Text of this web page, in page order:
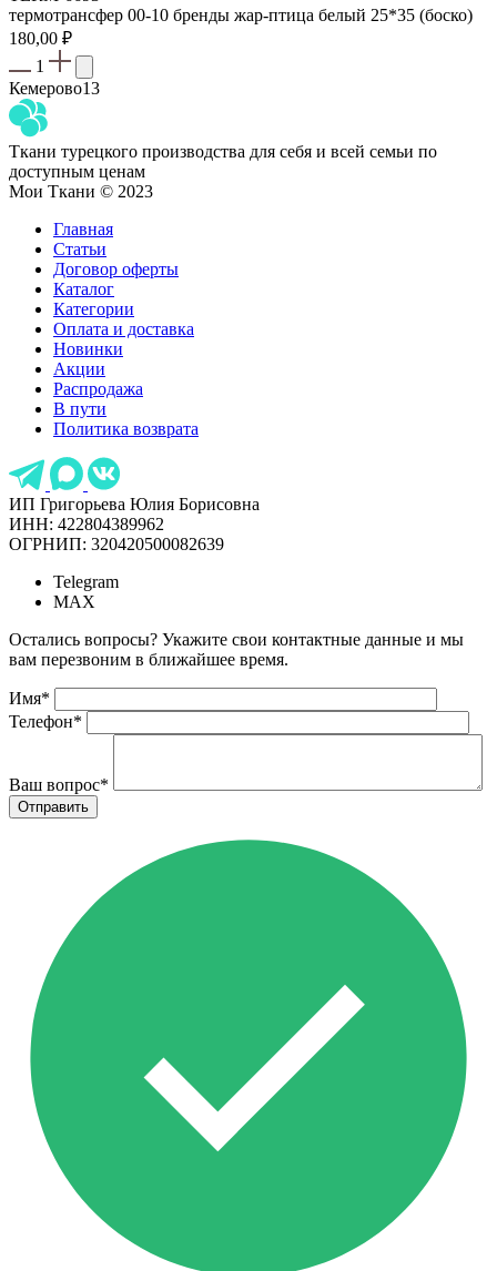
термотрансфер 00-10 бренды жар-птица белый 25*35 (боско)
180,00 ₽
1
Кемерово13
Ткани турецкого производства для себя и всей семьи по
доступным ценам
Мои Ткани © 2023
Главная
Статьи
Договор оферты
Каталог
Категории
Оплата и доставка
Новинки
Акции
Распродажа
В пути
Политика возврата
ИП Григорьева Юлия Борисовна
ИНН: 422804389962
ОГРНИП: 320420500082639
Telegram
MAX
Остались вопросы? Укажите свои контактные данные и мы
вам перезвоним в ближайшее время.
Имя*
Телефон*
Ваш вопрос*